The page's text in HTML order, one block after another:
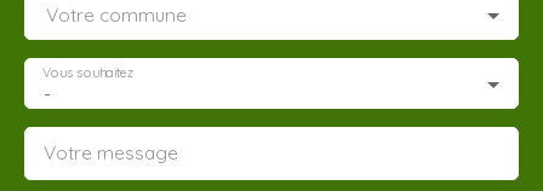
Votre commune
-
Vous souhaitez
Votre message